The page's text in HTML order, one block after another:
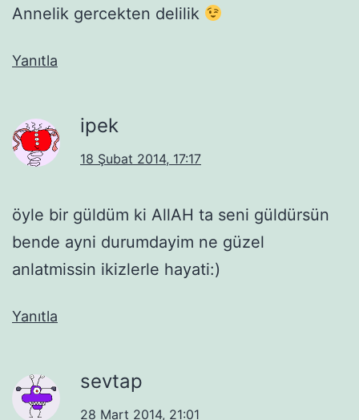
Annelik gercekten delilik
Yanıtla
ipek
18 Şubat 2014, 17:17
öyle bir güldüm ki AllAH ta seni güldürsün
bende ayni durumdayim ne güzel
anlatmissin ikizlerle hayati:)
Yanıtla
sevtap
28 Mart 2014, 21:01